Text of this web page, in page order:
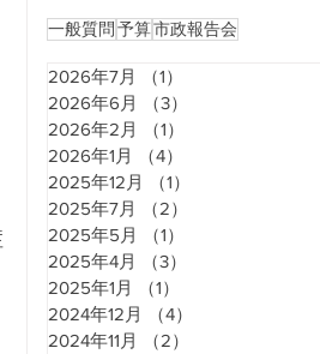
一般質問 予算市政報告会
2026年7月 （1）
2026年6月
（3）
2026年2月
（1）
2026年1月
（4）
2025年12月
（1）
2025年7月
（2）
2025年5月
（1）
2025年4月
（3）
2025年1月
（1）
2024年12月
（4）
2024年11月
（2）